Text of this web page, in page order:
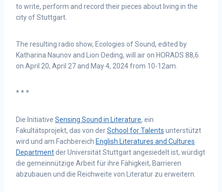
to write, perform and record their pieces about living in the
city of Stuttgart.
The resulting radio show, Ecologies of Sound, edited by
Katharina Naunov and Lion Oeding, will air on HORADS 88,6
on April 20, April 27 and May 4, 2024 from 10-12am.
* * *
Die Initiative Sensing Sound in Literature, ein
Fakultätsprojekt, das von derSchool for Talents unterstützt
wird und am Fachbereich English Literatures and Cultures
Departmentder Universität Stuttgart angesiedelt ist, würdigt
die gemeinnützige Arbeit für ihre Fähigkeit, Barrieren
abzubauen und die Reichweite von Literatur zu erweitern.